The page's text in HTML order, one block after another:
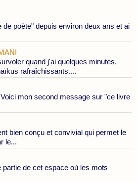
poète" depuis environ deux ans et ai
quand j'ai quelques minutes,
rafraîchissants....
mon second message sur "ce livre
bien conçu et convivial qui permet le
le...
partie de cet espace où les mots